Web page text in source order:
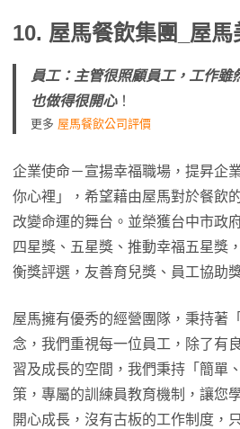
10. 屋馬餐飲集團_屋馬
員工：主管很照顧員工，工作雖
也做得很開心！
更多 屋馬餐飲公司評價
企業使命－宣揚幸福職場，提昇企
你心裡」，希望藉由屋馬對於餐飲
改變命運的舞台。並榮獲台中市政
四星獎、五星獎、推動幸福五星獎
衡獎評選，友善育兒獎、員工協助
屋馬擁有優秀的經營團隊，秉持著
念，我們重視每一位員工，除了有
習及成長的空間，我們秉持「簡單
策，專屬的訓練員教育機制，讓您
開心成長，沒有古板的工作制度，